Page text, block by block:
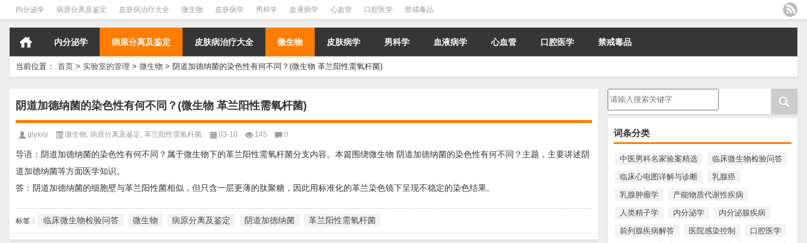
内分泌学 病原分离及鉴定 皮肤病治疗大全 微生物 皮肤病学 男科学 血液病学 心血管 口腔医学 禁戒毒品
内分泌学 病原分离及鉴定 皮肤病治疗大全 微生物 皮肤病学 男科学 血液病学 心血管 口腔医学 禁戒毒品
当前位置： 首页 > 实验室的管理 > 微生物 > 阴道加德纳菌的染色性有何不同？(微生物 革兰阳性需氧杆菌)
词条分类
中医男科名家验案精选
临床微生物检验问答
临床心电图详解与诊断
乳腺癌
乳腺肿瘤学
产能物质代谢性疾病
人类精子学
内分泌学
内分泌腺疾病
前列腺疾病解答
医院感染控制
口腔医学
阴道加德纳菌的染色性有何不同？(微生物 革兰阳性需氧杆菌)
glyxxy 微生物, 病原分离及鉴定, 革兰阳性需氧杆菌 03-10 145 0
导语：阴道加德纳菌的染色性有何不同？属于微生物下的革兰阳性需氧杆菌分支内容。本篇围绕微生物 阴道加德纳菌的染色性有何不同？主题，主要讲述阴
道加德纳菌等方面医学知识。
答：阴道加德纳菌的细胞壁与革兰阳性菌相似，但只含一层更薄的肽聚糖，因此用标准化的革兰染色镜下呈现不稳定的染色结果。
标签： 临床微生物检验问答 微生物 病原分离及鉴定 阴道加德纳菌 革兰阳性需氧杆菌